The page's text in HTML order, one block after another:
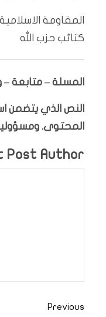
المقاومة الاسلامية
كتائب حزب الله
المسلة – متابعة –
النص الذي يتضمن
المحتوى.
Post Author
Previous